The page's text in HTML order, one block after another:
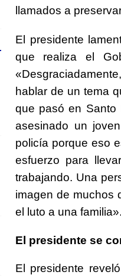
llamados a
El presidente
que realiza el
hablar de un tema
que pasó en Santo
asesinado un
policía porque eso
esfuerzo para
trabajando. Una
imagen de muchos
el luto a una familia».
El presidente se
El presidente